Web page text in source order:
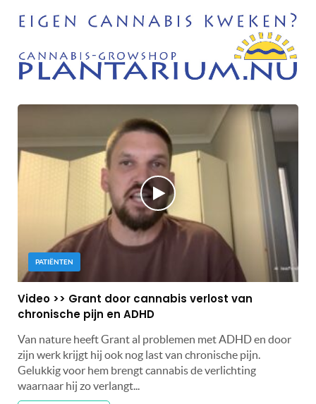
PATIËNTEN
Video >> Grant door cannabis verlost van
chronische pijn en ADHD
Van nature heeft Grant al problemen met ADHD en door
zijn werk krijgt hij ook nog last van chronische pijn.
Gelukkig voor hem brengt cannabis de verlichting
waarnaar hij zo verlangt...